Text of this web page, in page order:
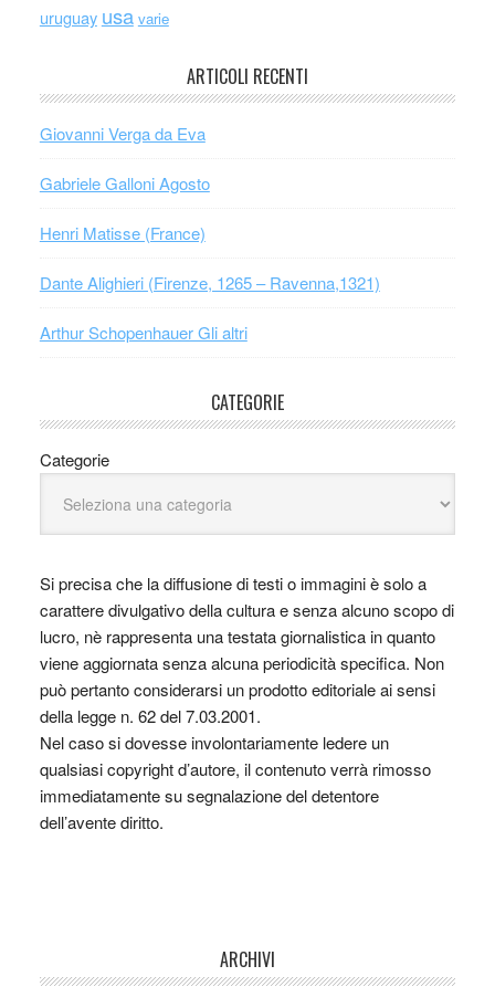
uruguay usa varie
ARTICOLI RECENTI
Giovanni Verga da Eva
Gabriele Galloni Agosto
Henri Matisse (France)
Dante Alighieri (Firenze, 1265 – Ravenna,1321)
Arthur Schopenhauer Gli altri
CATEGORIE
Categorie
Si precisa che la diffusione di testi o immagini è solo a
carattere divulgativo della cultura e senza alcuno scopo di
lucro, nè rappresenta una testata giornalistica in quanto
viene aggiornata senza alcuna periodicità specifica. Non
può pertanto considerarsi un prodotto editoriale ai sensi
della legge n. 62 del 7.03.2001.
Nel caso si dovesse involontariamente ledere un
qualsiasi copyright d’autore, il contenuto verrà rimosso
immediatamente su segnalazione del detentore
dell’avente diritto.
ARCHIVI